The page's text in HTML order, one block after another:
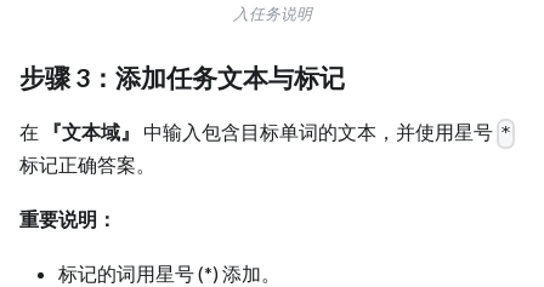
入任务说明
步骤 3：添加任务文本与标记
在 『文本域』 中输入包含目标单词的文本，并使用星号 *
标记正确答案。
重要说明：
标记的词用星号 (*) 添加。